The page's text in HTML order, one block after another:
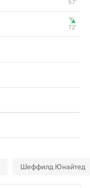
57‎’‎
72‎’‎
Шеффилд Юнайтед